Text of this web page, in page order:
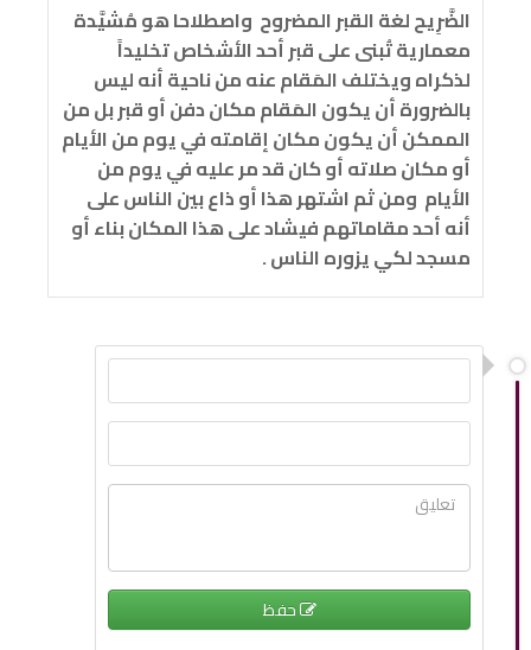
الضَّرِيح لغة القبر المضروح واصطلاحا هو مُشيَّدة
معمارية تُبنى على قبر أحد الأشخاص تخليداً
لذكراه ويختلف المَقام عنه من ناحية أنه ليس
بالضرورة أن يكون المَقام مكان دفن أو قبر بل من
الممكن أن يكون مكان إقامته في يوم من الأيام
أو مكان صلاته أو كان قد مر عليه في يوم من
الأيام ومن ثم اشتهر هذا أو ذاع بين الناس على
أنه أحد مقاماتهم فيشاد على هذا المكان بناء أو
مسجد لكي يزوره الناس .
حفظ